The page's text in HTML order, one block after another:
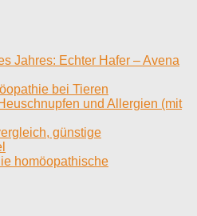
Jahres: Echter Hafer – Avena
bei Tieren
und Allergien (mit
günstige
homöopathische